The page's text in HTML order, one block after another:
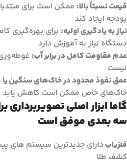
قیمت نسبتاً بالا: ممکن است برای
بودجه ایجاد کند
نیاز به یادگیری اولیه: برای بهره‌گیری
دستگاه نیاز به آموزش دارد
عدم مقاومت کامل در برابر آب:
نیست
عمق نفوذ محدود در خاک‌های سنگین
خاک‌های خاص ممکن است کاهش یابد
گاما ابزار اصلی
سه بعدی موفق است
فلزیابدارای جدیدترین سیستم های
کشف طلا